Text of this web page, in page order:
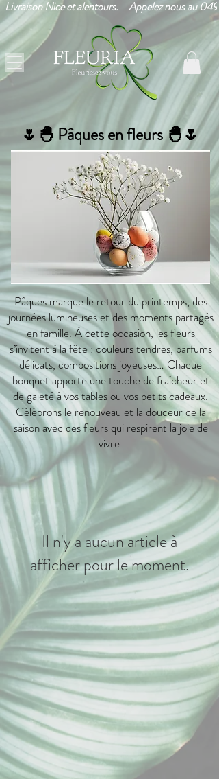
Livraison Nice et alentours.     Appelez nous au
🌷🐣 Pâques en fleurs 🐣🌷
Pâques marque le retour du printemps, des
journées lumineuses et des moments partagés
en famille. À cette occasion, les fleurs
s’invitent à la fête : couleurs tendres, parfums
délicats, compositions joyeuses… Chaque
bouquet apporte une touche de fraîcheur et
de gaieté à vos tables ou vos petits cadeaux.
Célébrons le renouveau et la douceur de la
saison avec des fleurs qui respirent la joie de
vivre.
Il n'y a aucun article à
afficher pour le moment.